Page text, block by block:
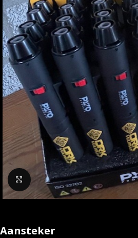
Klik om te vergroten
Aansteker